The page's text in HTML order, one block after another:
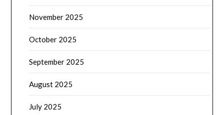
November 2025
October 2025
September 2025
August 2025
July 2025